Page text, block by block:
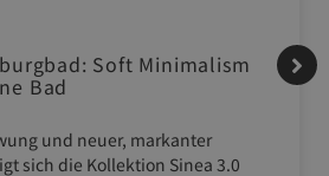
Soft Minimalism
Bad
und neuer, markanter
sich die Kollektion Sinea 3.0